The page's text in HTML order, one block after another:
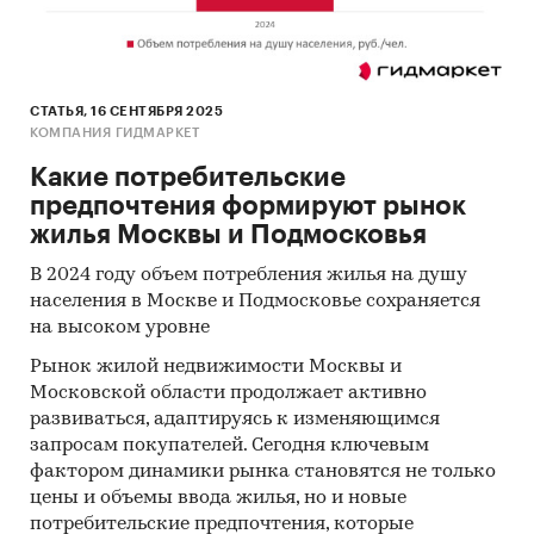
открытых источников об их деятельности,
мнений экспертов и наших собственных
Интервью с производителями:
интервью с производителями
получили сведения как о них самих, так и о
деятельности их конкурентов.
Mystery-Shopping с производителями:
того, информацию об объемах производства и
ценах мы получили, вступив
(Mystery-Shopping)от имени потенциального
Мониторинг документов:в качестве
основных методов анализа данных выступают
так называемые (1) Традиционный
СТАТЬЯ, 16 СЕНТЯБРЯ 2025
КОМПАНИЯ ГИДМАРКЕТ
Какие потребительские
предпочтения формируют рынок
жилья Москвы и Подмосковья
В 2024 году объем потребления жилья на душу
населения в Москве и Подмосковье сохраняется
на высоком уровне
Рынок жилой недвижимости Москвы и
Московской области продолжает активно
развиваться, адаптируясь к изменяющимся
запросам покупателей. Сегодня ключевым
фактором динамики рынка становятся не только
цены и объемы ввода жилья, но и новые
потребительские предпочтения, которые